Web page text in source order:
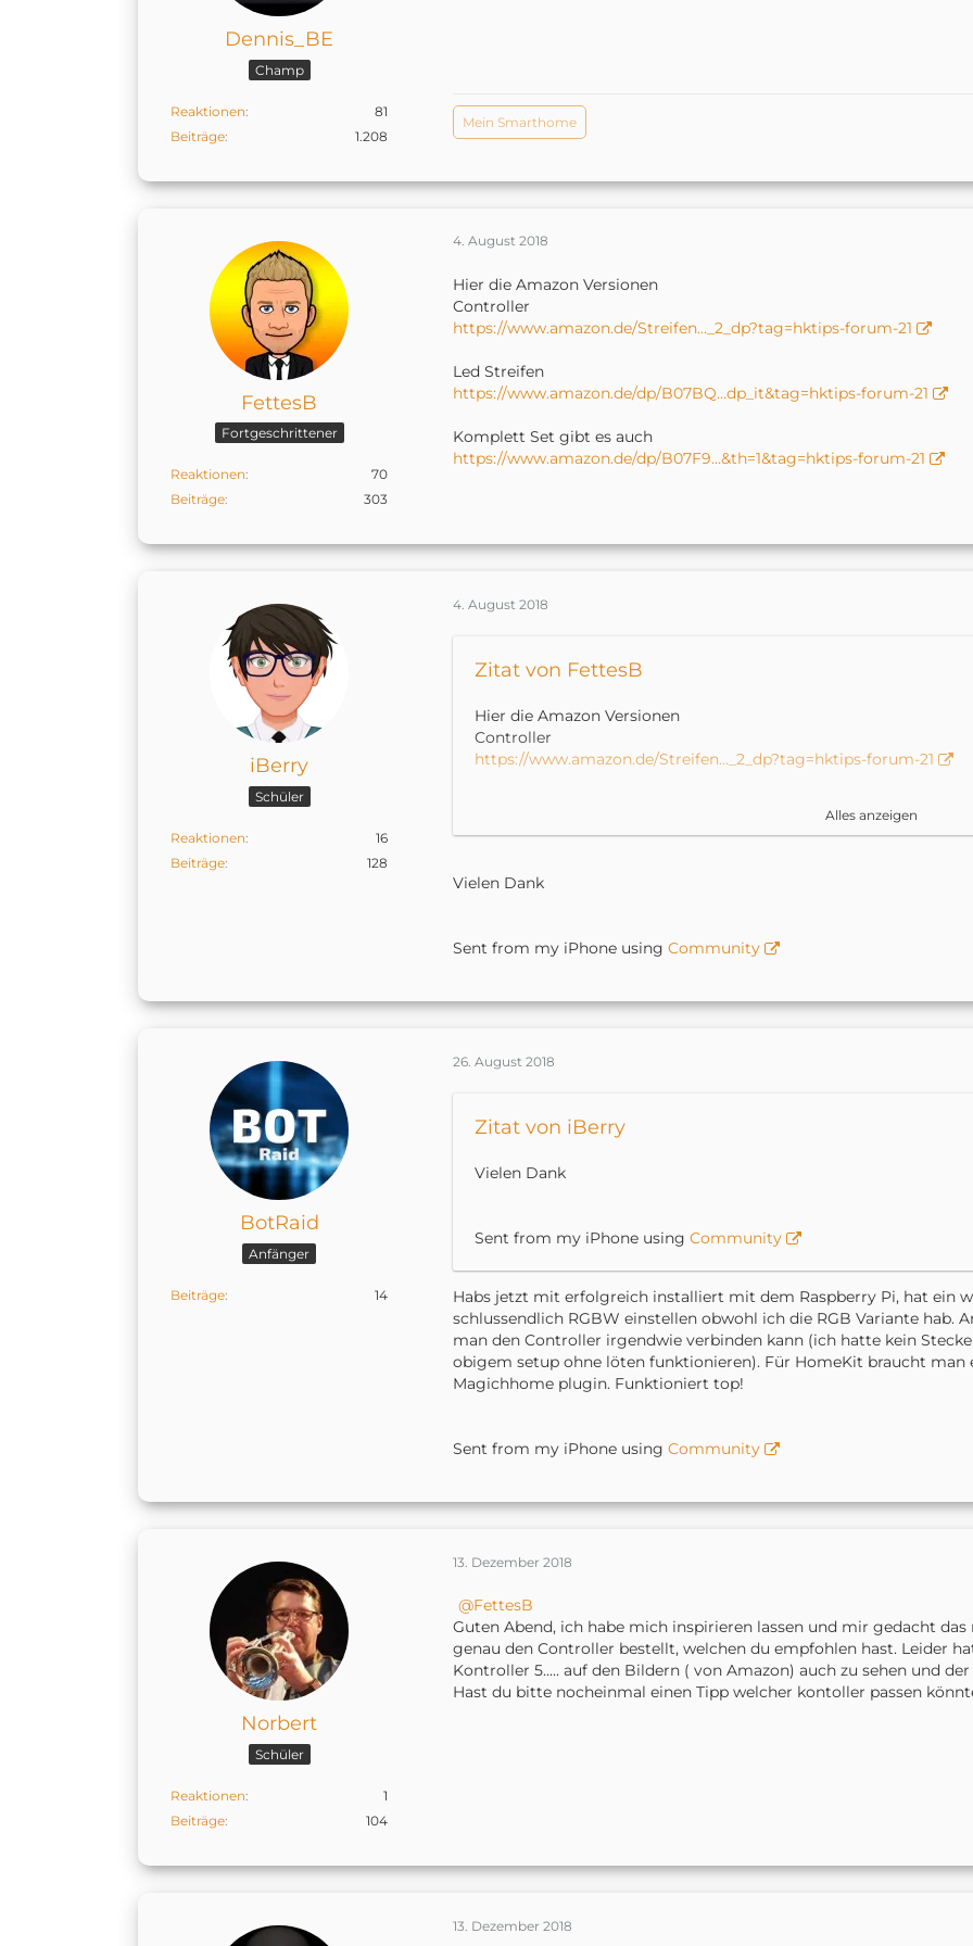
Dennis_BE
Champ
Reaktionen
81
Beiträge
1.208
Mein Smarthome
FettesB
Fortgeschrittener
Reaktionen
70
Beiträge
303
4. August 2018
Hier die Amazon Versionen
Controller
https://www.amazon.de/Streifen…_2_dp?tag=hktips-forum-21
Led Streifen
https://www.amazon.de/dp/B07BQ…dp_it&tag=hktips-forum-21
Komplett Set gibt es auch
https://www.amazon.de/dp/B07F9…&th=1&tag=hktips-forum-21
iBerry
Schüler
Reaktionen
16
Beiträge
128
4. August 2018
Zitat von FettesB
Hier die Amazon Versionen
Controller
https://www.amazon.de/Streifen…_2_dp?tag=hktips-forum-21
Komplett Set gibt es auch
Alles anzeigen
Vielen Dank
Sent from my iPhone using Community
BotRaid
Anfänger
Beiträge 14
26. August 2018
Zitat von iBerry
Vielen Dank
Sent from my iPhone using Community
Habs jetzt mit erfolgreich installiert mit dem Raspberry Pi, hat ein
schlussendlich RGBW einstellen obwohl ich die RGB Variante hab.
man den Controller irgendwie verbinden kann (ich hatte kein
obigem setup ohne löten funktionieren). Für HomeKit braucht man
Magichhome plugin. Funktioniert top!
Sent from my iPhone using Community
Norbert
Schüler
Reaktionen
1
Beiträge
104
13. Dezember 2018
FettesB
Guten Abend, ich habe mich inspirieren lassen und mir gedacht
genau den Controller bestellt, welchen du empfohlen hast. Leider
Kontroller 5..... auf den Bildern ( von Amazon) auch zu sehen und
Hast du bitte nocheinmal einen Tipp welcher kontoller passen
13. Dezember 2018